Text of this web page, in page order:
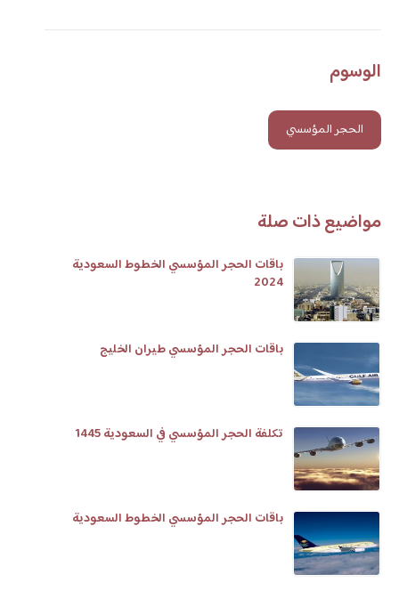
الوسوم
الحجر المؤسسي
مواضيع ذات صلة
باقات الحجر المؤسسي الخطوط السعودية
2024
باقات الحجر المؤسسي طيران الخليج
تكلفة الحجر المؤسسي في السعودية 1445
باقات الحجر المؤسسي الخطوط السعودية